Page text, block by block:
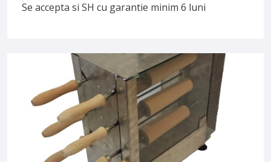
Se accepta si SH cu garantie minim 6 luni